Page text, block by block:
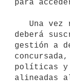
para
deberá
gestión a
políticas y
alineadas